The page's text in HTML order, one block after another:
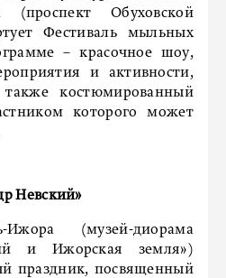
Обуховской
Фестиваль мыльных
– красочное шоу,
и активности,
костюмированный
которого может
Невский»
(музей-диорама
и Ижорская земля»)
праздник, посвященный